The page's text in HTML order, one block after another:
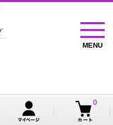
MENU
MENU
0